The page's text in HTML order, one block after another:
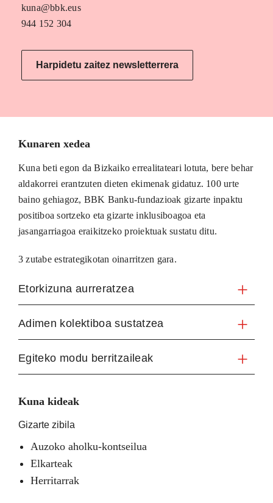
kuna@bbk.eus
944 152 304
Harpidetu zaitez newsletterrera
Kunaren xedea
Kuna beti egon da Bizkaiko errealitateari lotuta, bere behar
aldakorrei erantzuten dieten ekimenak gidatuz. 100 urte
baino gehiagoz, BBK Banku-fundazioak gizarte inpaktu
positiboa sortzeko eta gizarte inklusiboagoa eta
jasangarriagoa eraikitzeko proiektuak sustatu ditu.
3 zutabe estrategikotan oinarritzen gara.
Etorkizuna aurreratzea
Adimen kolektiboa sustatzea
Egiteko modu berritzaileak
Kuna kideak
Gizarte zibila
Auzoko aholku-kontseilua
Elkarteak
Herritarrak